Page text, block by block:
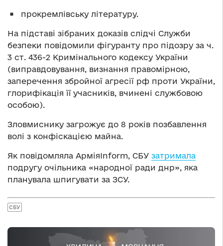
⁠прокремлівську літературу.
На підставі зібраних доказів слідчі Служби
безпеки повідомили фігуранту про підозру за ч.
3 ст. 436-2 Кримінального кодексу України
(виправдовування, визнання правомірною,
заперечення збройної агресії рф проти України,
глорифікація її учасників, вчинені службовою
особою).
Зловмиснику загрожує до 8 років позбавлення
волі з конфіскацією майна.
Як повідомляла АрміяInform, СБУ затримала
подругу очільника «народної ради днр», яка
планувала шпигувати за ЗСУ.
СБУ